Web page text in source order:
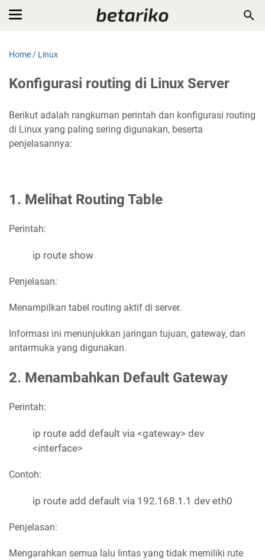
Home / Linux
Konfigurasi routing di Linux Server
Berikut adalah rangkuman perintah dan konfigurasi routing
di Linux yang paling sering digunakan, beserta
penjelasannya:
1. Melihat Routing Table
Perintah:
ip route show
Penjelasan:
Menampilkan tabel routing aktif di server.
Informasi ini menunjukkan jaringan tujuan, gateway, dan
antarmuka yang digunakan.
2. Menambahkan Default Gateway
Perintah:
ip route add default via <gateway> dev
<interface>
Contoh:
ip route add default via 192.168.1.1 dev eth0
Penjelasan:
Mengarahkan semua lalu lintas yang tidak memiliki rute